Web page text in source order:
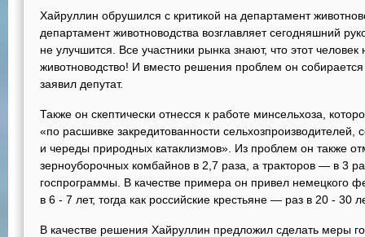
Хайруллин обрушился с критикой на департамент
департамент животноводства возглавляет сегодняшний
не улучшится. Все участники рынка знают, что этот
животноводство! И вместо решения проблем он
заявил депутат.
Также он скептически отнесся к работе минсельхоза,
«по расшивке закредитованности сельхозпроизводителей,
и череды природных катаклизмов». Из проблем он также
зерноуборочных комбайнов в 2,7 раза, а тракторов — в 3
госпрограммы. В качестве примера он привел немецкого
в 6 - 7 лет, тогда как российские крестьяне — раз в 20 - 30
В качестве решения Хайруллин предложил сделать меры